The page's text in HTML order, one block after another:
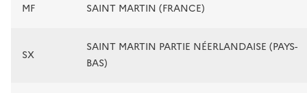
MF SAINT MARTIN (FRANCE)
SX
SAINT MARTIN PARTIE NÉERLANDAISE (PAYS-
BAS)